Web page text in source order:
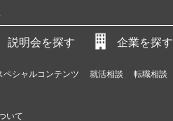
説明会を探す 企業を探す
ペシャルコンテンツ 就活相談 転職相談
いて